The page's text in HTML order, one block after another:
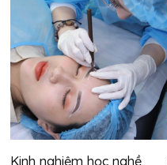
Kinh nghiệm học nghề